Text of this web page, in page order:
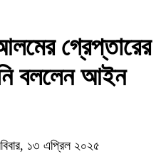
গ্রেপ্তারের
বললেন আইন
১৩ এপ্রিল ২০২৫